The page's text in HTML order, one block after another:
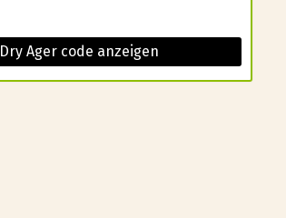
Dry Ager code anzeigen